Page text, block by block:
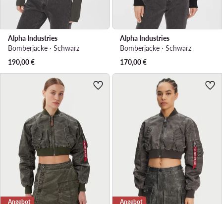
Alpha Industries
Bomberjacke · Schwarz
190,00€
Alpha Industries
Bomberjacke · Schwarz
170,00€
Angebot Angebot